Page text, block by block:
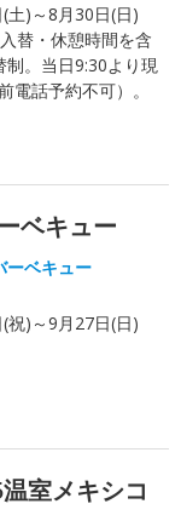
土)～8月30日(日)
替・休憩時間を含
。当日9:30より現
電話予約不可）。
ベキュー
ーベキュー
祝)～9月27日(日)
室メキシコ